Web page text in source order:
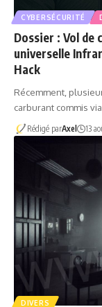
CYBERSÉCURITÉ
Dossier : Vol de
universelle
Hack
Récemment,
carburant commis
Rédigé parAxel 13
DIVERS